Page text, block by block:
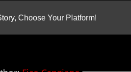
Choose Your Platform!